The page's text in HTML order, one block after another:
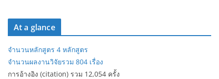
At a glance
จำนวนหลักสูตร 4 หลักสูตร
จำนวนผลงานวิจัยรวม 804 เรื่อง
การอ้างอิง (citation) รวม 12,054 ครั้ง